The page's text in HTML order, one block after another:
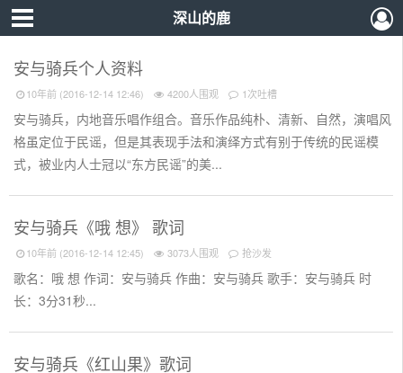
深山的鹿
安与骑兵个人资料
10年前 (2016-12-14 12:46) 4200人围观 1次吐槽
安与骑兵，内地音乐唱作组合。音乐作品纯朴、清新、自然，演唱风
格虽定位于民谣，但是其表现手法和演绎方式有别于传统的民谣模
式，被业内人士冠以“东方民谣”的美...
安与骑兵《哦 想》 歌词
10年前 (2016-12-14 12:45) 3073人围观 抢沙发
歌名：哦 想 作词：安与骑兵 作曲：安与骑兵 歌手：安与骑兵 时
长：3分31秒...
安与骑兵《红山果》歌词